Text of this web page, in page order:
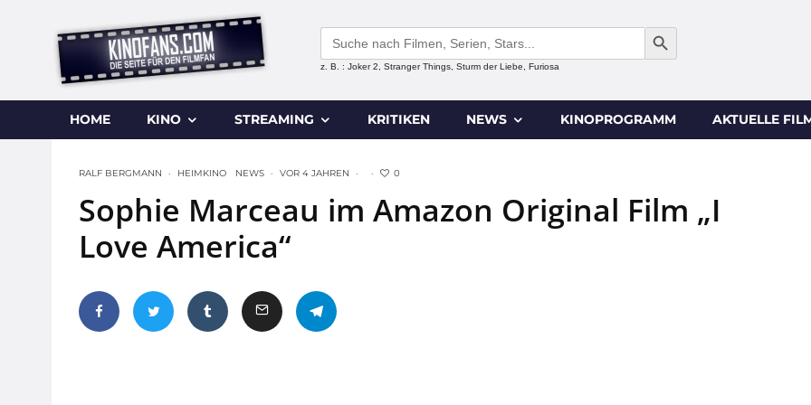
Search
for:
SEARCH BUTTON
z. B. : Joker 2, Stranger Things, Sturm der Liebe, Furiosa
HOME KINO STREAMING KRITIKEN NEWS KINOPROGRAMM AKTUELLE
RALF BERGMANN · HEIMKINO NEWS · VOR 4 JAHREN · · 0
Sophie Marceau im Amazon Original Film „I
Love America“